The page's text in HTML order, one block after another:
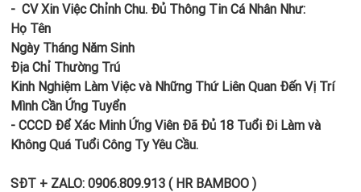
- CV Xin Việc Chỉnh Chu. Đủ Thông Tin Cá Nhân Như:
Họ Tên
Ngày Tháng Năm Sinh
Địa Chỉ Thường Trú
Kinh Nghiệm Làm Việc và Những Thứ Liên Quan Đến Vị Trí
Mình Cần Ứng Tuyển
- CCCD Để Xác Minh Ứng Viên Đã Đủ 18 Tuổi Đi Làm và
Không Quá Tuổi Công Ty Yêu Cầu.
SĐT + ZALO: 0906.809.913 ( HR BAMBOO )